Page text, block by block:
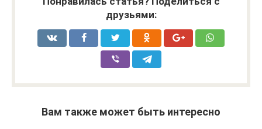
друзьями:
Вам также может быть интересно